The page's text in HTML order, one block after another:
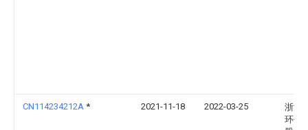
CN114234212A * 2021-11-18 2022-03-25
浙江
环保